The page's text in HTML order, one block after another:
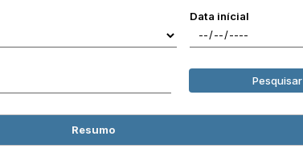
Data inícial
Pesquisar
Resumo